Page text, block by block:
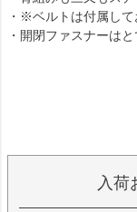
・※ベルトは付属して
・開閉ファスナーは
入荷